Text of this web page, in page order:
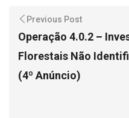
Previous Post
Operação 4.0.2 –
Florestais Não
(4º Anúncio)